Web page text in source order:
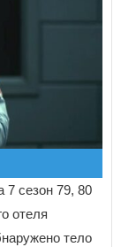
7 сезон 79, 80
отеля
тело